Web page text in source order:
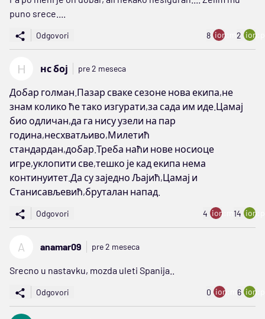
puno srece....
Odgovori 8 ion:minus
2
Н нс бој pre 2 meseca
Добар голман.Пазар сваке сезоне нова екипа,не
знам колико ће тако изгурати,за сада им иде.Цамај
био одличан,да га нису узели на пар
година,несхватљиво,Милетић
стандардан,добар.Треба наћи нове носиоце
игре,уклопити све,тешко је кад екипа нема
континуитет.Да су заједно Љајић,Цамај и
Станисављевић,бруталан напад.
Odgovori 4 ion:minus
14
A anamar09 pre 2 meseca
Srecno u nastavku, mozda uleti Spanija..
Odgovori 0 ion:minus
6